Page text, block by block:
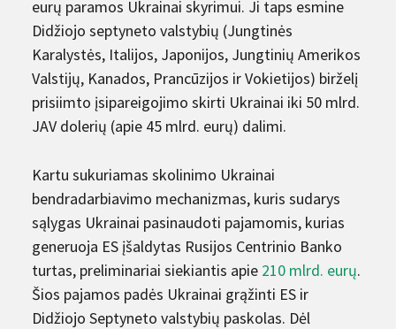
eurų paramos Ukrainai skyrimui. Ji taps esmine
Didžiojo septyneto valstybių (Jungtinės
Karalystės, Italijos, Japonijos, Jungtinių Amerikos
Valstijų, Kanados, Prancūzijos ir Vokietijos) birželį
prisiimto įsipareigojimo skirti Ukrainai iki 50 mlrd.
JAV dolerių (apie 45 mlrd. eurų) dalimi.
Kartu sukuriamas skolinimo Ukrainai
bendradarbiavimo mechanizmas, kuris sudarys
sąlygas Ukrainai pasinaudoti pajamomis, kurias
generuoja ES įšaldytas Rusijos Centrinio Banko
turtas, preliminariai siekiantis apie 210 mlrd. eurų.
Šios pajamos padės Ukrainai grąžinti ES ir
Didžiojo Septyneto valstybių paskolas. Dėl